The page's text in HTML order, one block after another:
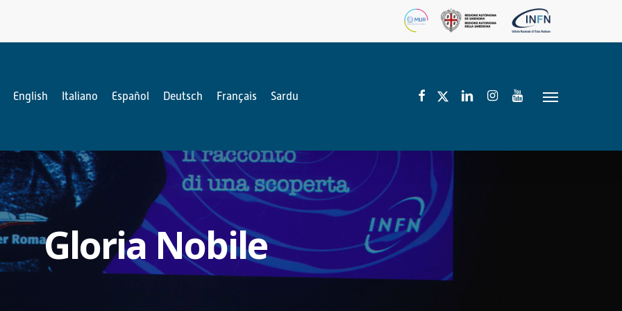
English
Italiano Español Deutsch Français Sardu facebooktwitterlinkedininstagramyoutubeMenu
Gloria Nobile